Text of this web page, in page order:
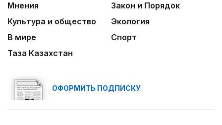
Мнения
Закон и Порядок
Культура и общество
Экология
В мире
Спорт
Таза Казахстан
ОФОРМИТЬ ПОДПИСКУ